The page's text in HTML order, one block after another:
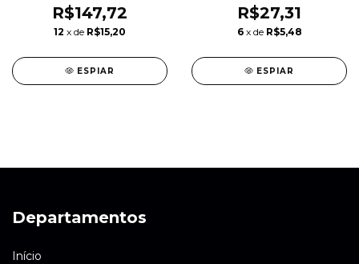
R$147,72
12 x de R$15,20
ESPIAR
R$27,31
6 x de R$5,48
ESPIAR
Departamentos
Início